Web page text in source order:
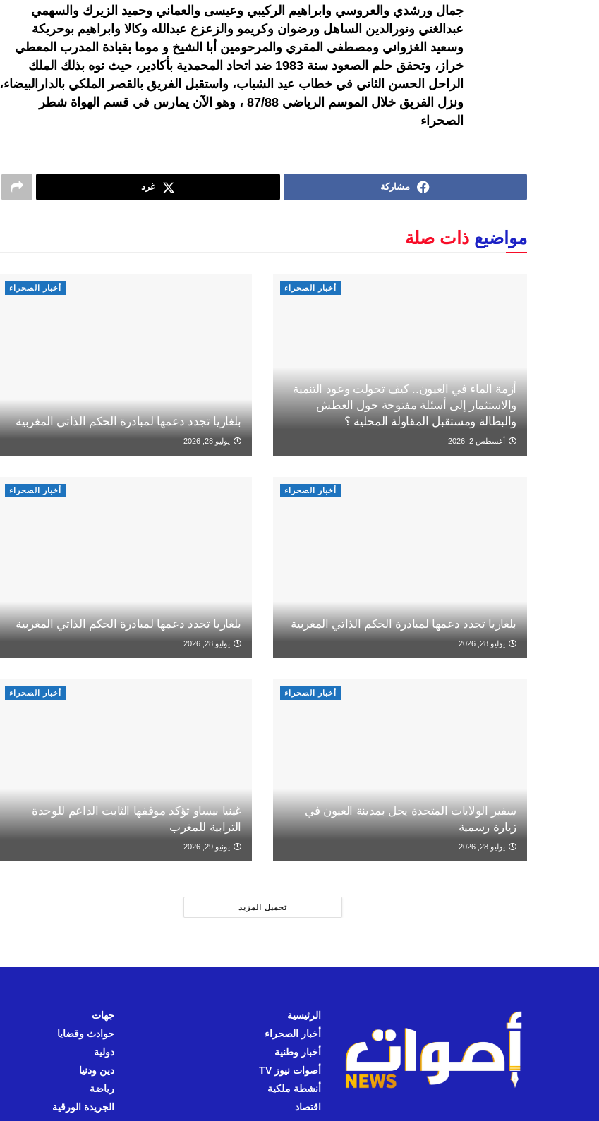
جمال ورشدي والعروسي وابراهيم الركيبي وعيسى والعماني وحميد الزيرك والسهمي
عبدالغني ونورالدين الساهل ورضوان وكريمو والزعزع عبدالله وكالا وابراهيم بوحريكة
وسعيد الغزواني ومصطفى المقري والمرحومين أبا الشيخ و موما بقيادة المدرب المعطي
خراز، وتحقق حلم الصعود سنة 1983 ضد اتحاد المحمدية بأكادير، حيث نوه بذلك الملك
الراحل الحسن الثاني في خطاب عيد الشباب، واستقبل الفريق بالقصر الملكي بالدارالبيضاء،
ونزل الفريق خلال الموسم الرياضي 87/88 ، وهو الآن يمارس في قسم الهواة شطر
الصحراء
مشاركة غرد
مواضيع ذات صلة
أخبار الصحراء
أزمة الماء في العيون.. كيف تحولت وعود التنمية
والاستثمار إلى أسئلة مفتوحة حول العطش
والبطالة ومستقبل المقاولة المحلية ؟
أغسطس 2, 2026
أخبار الصحراء
بلغاريا تجدد دعمها لمبادرة الحكم الذاتي المغربية
يوليو 28, 2026
أخبار الصحراء
بلغاريا تجدد دعمها لمبادرة الحكم الذاتي المغربية
يوليو 28, 2026
أخبار الصحراء
بلغاريا تجدد دعمها لمبادرة الحكم الذاتي المغربية
يوليو 28, 2026
أخبار الصحراء
سفير الولايات المتحدة يحل بمدينة العيون في
زيارة رسمية
يوليو 28, 2026
أخبار الصحراء
غينيا بيساو تؤكد موقفها الثابت الداعم للوحدة
الترابية للمغرب
يونيو 29, 2026
تحميل المزيد
الرئيسية
أخبار الصحراء
أخبار وطنية
أصوات نيوز TV
أنشطة ملكية
اقتصاد
جهات
حوادث وقضايا
دولية
دين ودنيا
رياضة
الجريدة الورقية